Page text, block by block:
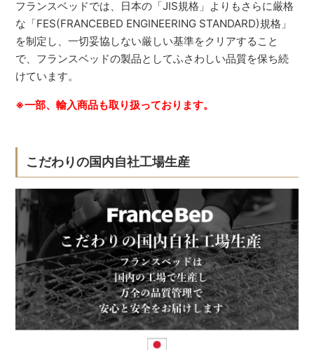
フランスベッドでは、日本の「JIS規格」よりもさらに厳格
な「FES(FRANCEBED ENGINEERING STANDARD)規格」
を制定し、一切妥協しない厳しい基準をクリアすること
で、フランスベッドの製品としてふさわしい品質を保ち続
けています。
※一部、輸入商品も取り扱っております。
こだわりの国内自社工場生産